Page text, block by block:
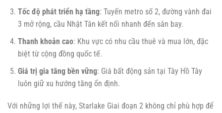
Tốc độ phát triển hạ tầng: Tuyến metro số 2, đường vành đai
3 mở rộng, cầu Nhật Tân kết nối nhanh đến sân bay.
Thanh khoản cao: Khu vực có nhu cầu thuê và mua lớn, đặc
biệt từ cộng đồng quốc tế.
Giá trị gia tăng bền vững: Giá bất động sản tại Tây Hồ Tây
luôn giữ xu hướng tăng ổn định.
Với những lợi thế này, Starlake Giai đoạn 2 không chỉ phù hợp để